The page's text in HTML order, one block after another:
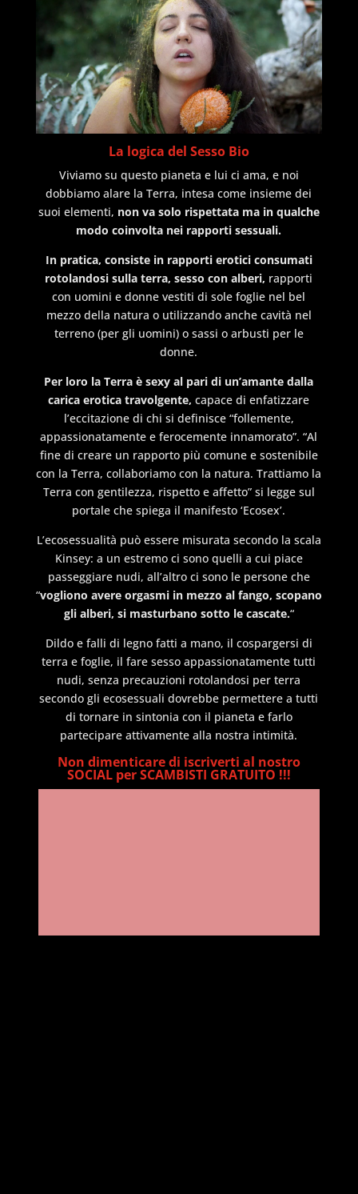
La logica del Sesso Bio
Viviamo su questo pianeta e lui ci ama, e noi
dobbiamo alare la Terra, intesa come insieme dei
suoi elementi, non va solo rispettata ma in qualche
modo coinvolta nei rapporti sessuali.
In pratica, consiste in rapporti erotici consumati
rotolandosi sulla terra, sesso con alberi, rapporti
con uomini e donne vestiti di sole foglie nel bel
mezzo della natura o utilizzando anche cavità nel
terreno (per gli uomini) o sassi o arbusti per le
donne.
Per loro la Terra è sexy al pari di un’amante dalla
carica erotica travolgente, capace di enfatizzare
l’eccitazione di chi si definisce “follemente,
appassionatamente e ferocemente innamorato”. “Al
fine di creare un rapporto più comune e sostenibile
con la Terra, collaboriamo con la natura. Trattiamo la
Terra con gentilezza, rispetto e affetto” si legge sul
portale che spiega il manifesto ‘Ecosex’.
L’ecosessualità può essere misurata secondo la scala
Kinsey: a un estremo ci sono quelli a cui piace
passeggiare nudi, all’altro ci sono le persone che
“vogliono avere orgasmi in mezzo al fango, scopano
gli alberi, si masturbano sotto le cascate.“
Dildo e falli di legno fatti a mano, il cospargersi di
terra e foglie, il fare sesso appassionatamente tutti
nudi, senza precauzioni rotolandosi per terra
secondo gli ecosessuali dovrebbe permettere a tutti
di tornare in sintonia con il pianeta e farlo
partecipare attivamente alla nostra intimità.
Non dimenticare di iscriverti al nostro
SOCIAL per SCAMBISTI GRATUITO !!!